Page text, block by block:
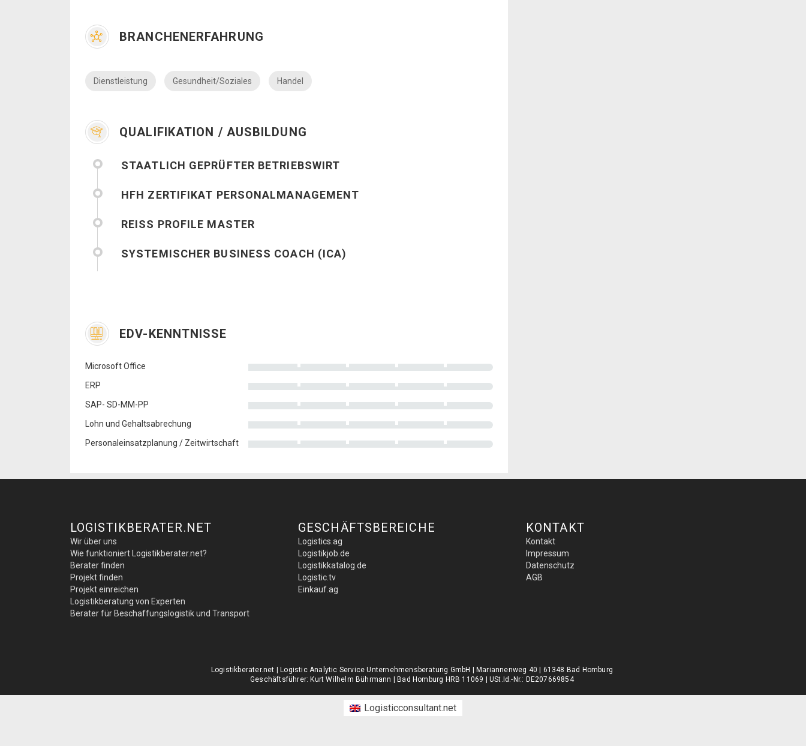
BRANCHENERFAHRUNG
Dienstleistung Gesundheit/Soziales Handel
QUALIFIKATION / AUSBILDUNG
STAATLICH GEPRÜFTER BETRIEBSWIRT
HFH ZERTIFIKAT PERSONALMANAGEMENT
REISS PROFILE MASTER
SYSTEMISCHER BUSINESS COACH (ICA)
EDV-KENNTNISSE
Microsoft Office
ERP
SAP- SD-MM-PP
Lohn und Gehaltsabrechung
Personaleinsatzplanung / Zeitwirtschaft
LOGISTIKBERATER.NET
Wir über uns
Wie funktioniert Logistikberater.net?
Berater finden
Projekt finden
Projekt einreichen
Logistikberatung von Experten
Berater für Beschaffungslogistik und Transport
GESCHÄFTSBEREICHE
Logistics.ag
Logistikjob.de
Logistikkatalog.de
Logistic.tv
Einkauf.ag
KONTAKT
Kontakt
Impressum
Datenschutz
AGB
Logistikberater.net | Logistic Analytic Service Unternehmensberatung GmbH | Mariannenweg 40 | 61348 Bad Homburg
Geschäftsführer: Kurt Wilhelm Bührmann | Bad Homburg HRB 11069 | USt.Id.-Nr.: DE207669854
Logisticconsultant.net